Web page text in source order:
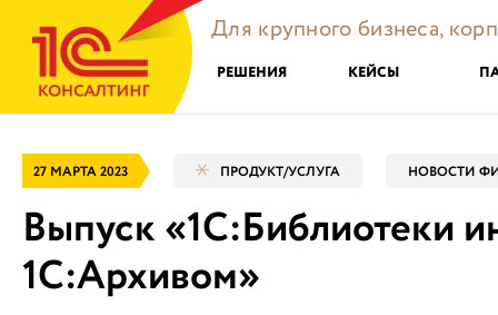
Для крупного бизнеса,
РЕШЕНИЯ КЕЙСЫ
27 МАРТА 2023 ПРОДУКТ/УСЛУГА НОВОСТИ
Выпуск «1С:Библиотеки
1С:Архивом»